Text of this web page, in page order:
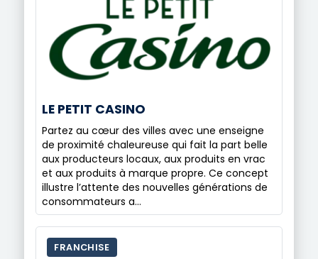
LE PETIT CASINO
Partez au cœur des villes avec une enseigne
de proximité chaleureuse qui fait la part belle
aux producteurs locaux, aux produits en vrac
et aux produits à marque propre. Ce concept
illustre l’attente des nouvelles générations de
consommateurs a…
FRANCHISE